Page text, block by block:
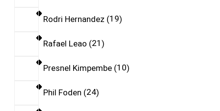
Rodri Hernandez 19
Rafael Leao 21
Presnel Kimpembe 10
Phil Foden 24